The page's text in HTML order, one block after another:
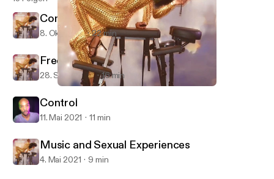
Sexuality On Oh No, The ZoeZo Show!
Come Out With Pride
8. Okt. 2021 22 min
Free To Be Me
28. Sept. 2021 16 min
Control
11. Mai 2021 11 min
Music and Sexual Experiences
4. Mai 2021 9 min